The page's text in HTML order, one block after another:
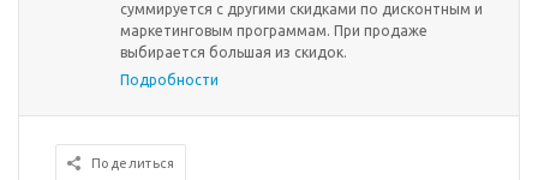
суммируется с другими скидками по дисконтным и
маркетинговым программам. При продаже
выбирается большая из скидок.
Подробности
Поделиться